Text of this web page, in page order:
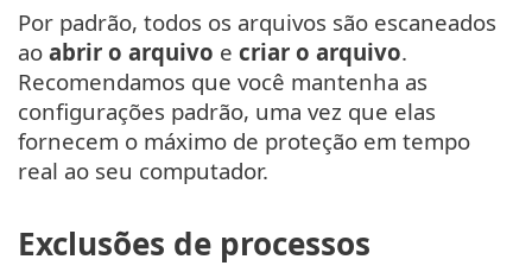
Por padrão, todos os arquivos são escaneados
ao abrir o arquivo e criar o arquivo.
Recomendamos que você mantenha as
configurações padrão, uma vez que elas
fornecem o máximo de proteção em tempo
real ao seu computador.
Exclusões de processos